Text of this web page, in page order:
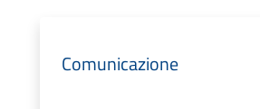
Comunicazione